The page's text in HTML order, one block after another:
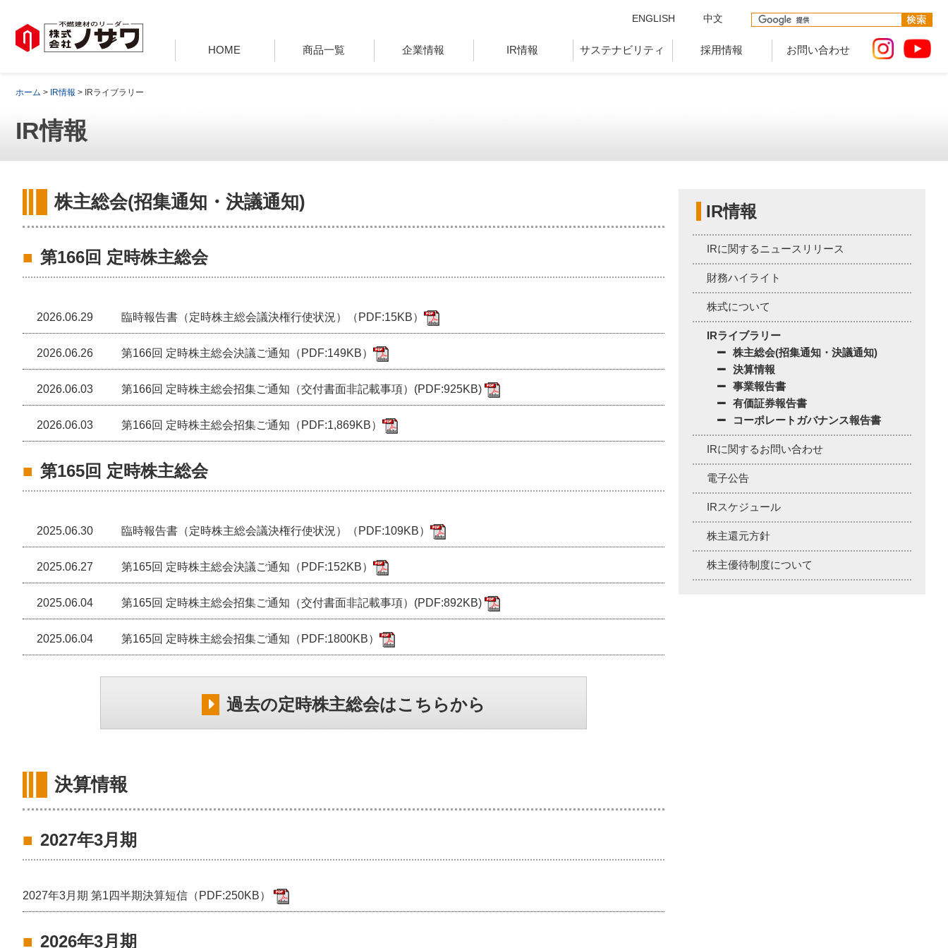
ENGLISH 中文
HOME 商品一覧 企業情報 IR情報 サステナビリティ 採用情報 お問い合わせ
ホーム > IR情報 > IRライブラリー
IR情報
IR情報
IRに関するニュースリリース
財務ハイライト
株式について
IRライブラリー
株主総会(招集通知・決議通知)
決算情報
事業報告書
有価証券報告書
コーポレートガバナンス報告書
IRに関するお問い合わせ
電子公告
IRスケジュール
株主還元方針
株主優待制度について
株主総会(招集通知・決議通知)
第166回 定時株主総会
2026.06.29 臨時報告書（定時株主総会議決権行使状況）（PDF:15KB）
2026.06.26 第166回 定時株主総会決議ご通知（PDF:149KB）
2026.06.03 第166回 定時株主総会招集ご通知（交付書面非記載事項）(PDF:925KB)
2026.06.03 第166回 定時株主総会招集ご通知（PDF:1,869KB）
第165回 定時株主総会
2025.06.30 臨時報告書（定時株主総会議決権行使状況）（PDF:109KB）
2025.06.27 第165回 定時株主総会決議ご通知（PDF:152KB）
2025.06.04 第165回 定時株主総会招集ご通知（交付書面非記載事項）(PDF:892KB)
2025.06.04 第165回 定時株主総会招集ご通知（PDF:1800KB）
過去の定時株主総会はこちらから
決算情報
2027年3月期
2027年3月期 第1四半期決算短信（PDF:250KB）
2026年3月期